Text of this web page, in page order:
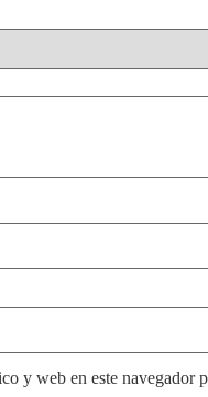
y web en este navegador